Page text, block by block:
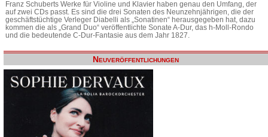
Franz Schuberts Werke für Violine und Klavier haben genau den Umfang, der
auf zwei CDs passt. Es sind die drei Sonaten des Neunzehnjährigen, die der
geschäftstüchtige Verleger Diabelli als „Sonatinen“ herausgegeben hat, dazu
kommen die als „Grand Duo“ veröffentlichte Sonate A-Dur, das h-Moll-Rondo
und die bedeutende C-Dur-Fantasie aus dem Jahr 1827.
Neuveröffentlichungen